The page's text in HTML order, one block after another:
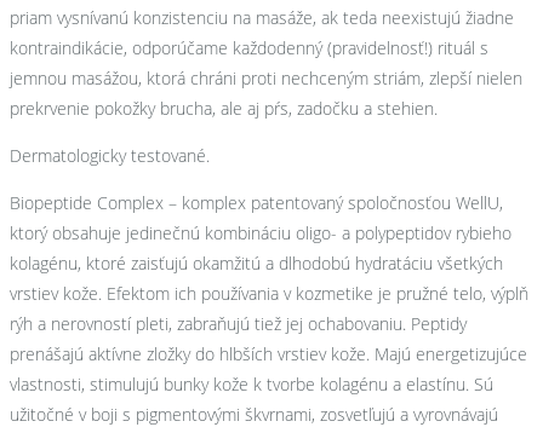
priam vysnívanú konzistenciu na masáže, ak teda neexistujú žiadne
kontraindikácie, odporúčame každodenný (pravidelnosť!) rituál s
jemnou masážou, ktorá chráni proti nechceným striám, zlepší nielen
prekrvenie pokožky brucha, ale aj pŕs, zadočku a stehien.
Dermatologicky testované.
Biopeptide Complex – komplex patentovaný spoločnosťou WellU,
ktorý obsahuje jedinečnú kombináciu oligo- a polypeptidov rybieho
kolagénu, ktoré zaisťujú okamžitú a dlhodobú hydratáciu všetkých
vrstiev kože. Efektom ich používania v kozmetike je pružné telo, výplň
rýh a nerovností pleti, zabraňujú tiež jej ochabovaniu. Peptidy
prenášajú aktívne zložky do hlbších vrstiev kože. Majú energetizujúce
vlastnosti, stimulujú bunky kože k tvorbe kolagénu a elastínu. Sú
užitočné v boji s pigmentovými škvrnami, zosvetľujú a vyrovnávajú